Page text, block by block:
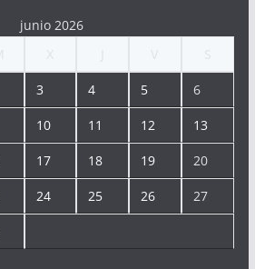
junio 2026
3 4 5 6
10 11 12 13
17 18 19 20
24 25 26 27